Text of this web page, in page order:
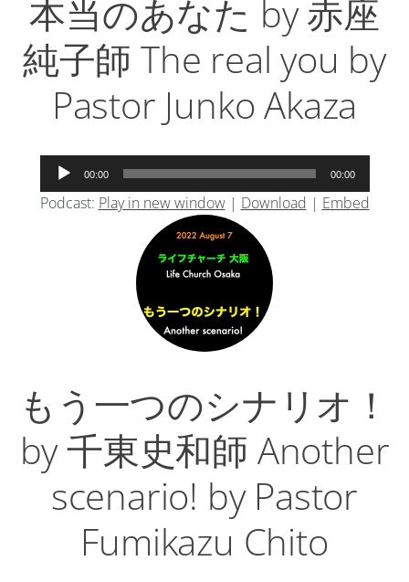
本当のあなた by 赤座
純子師 The real you by
Pastor Junko Akaza
声
プ
00:00 00:00
Podcast: Play in new window| Download | Embed
もう一つのシナリオ！
by 千東史和師 Another
scenario! by Pastor
Fumikazu Chito